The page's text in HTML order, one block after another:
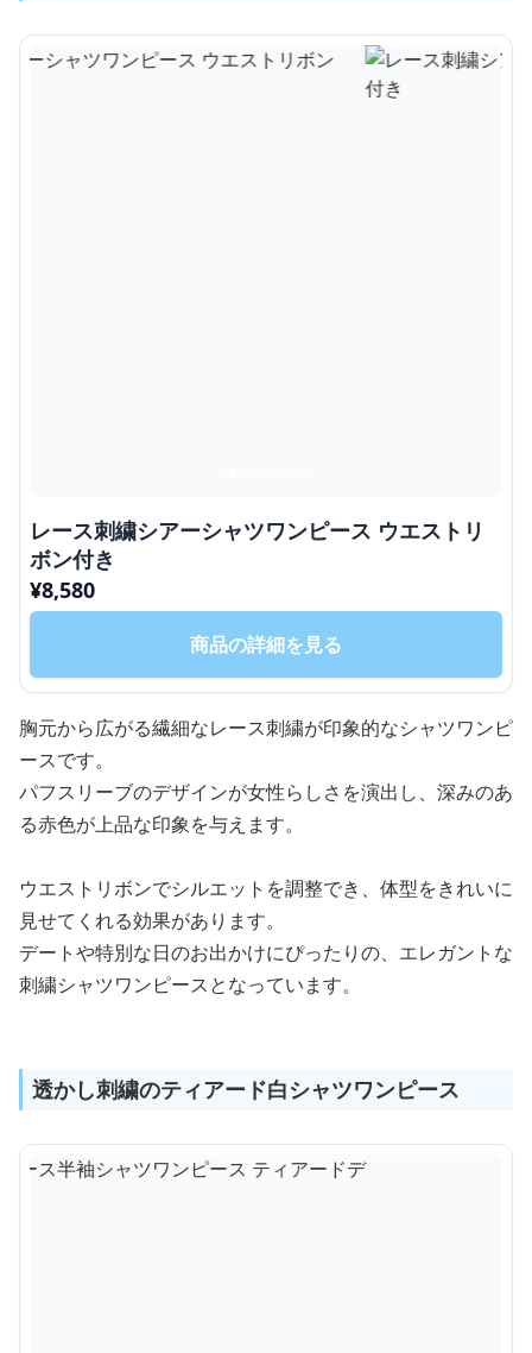
レース刺繍シアーシャツワンピース ウエストリ
ボン付き
¥8,580
商品の詳細を見る
胸元から広がる繊細なレース刺繍が印象的なシャツワンピ
ースです。
パフスリーブのデザインが女性らしさを演出し、深みのあ
る赤色が上品な印象を与えます。
ウエストリボンでシルエットを調整でき、体型をきれいに
見せてくれる効果があります。
デートや特別な日のお出かけにぴったりの、エレガントな
刺繍シャツワンピースとなっています。
透かし刺繍のティアード白シャツワンピース